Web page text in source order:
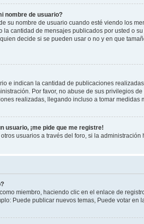
nombre de usuario?
su nombre de usuario cuando esté viendo los
cantidad de mensajes publicados por usted o
decide si se pueden usar o no y en que
e indican la cantidad de publicaciones
Por favor, no abuse de sus privilegios
realizadas, llegando incluso a tomar medidas
usuario, ¡me pide que me registre!
usuarios a través del foro, si la
miembro, haciendo clic en el enlace de
Puede publicar nuevos temas, Puede votar en